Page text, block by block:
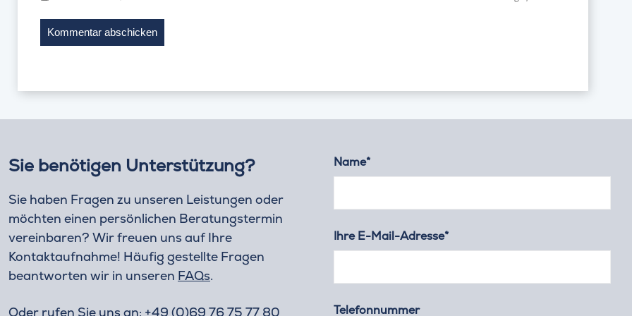
Sie benötigen Unterstützung?
Sie haben Fragen zu unseren Leistungen oder
möchten einen persönlichen Beratungstermin
vereinbaren? Wir freuen uns auf Ihre
Kontaktaufnahme! Häufig gestellte Fragen
beantworten wir in unseren FAQs.
Oder rufen Sie uns an: +49 (0)69 76 75 77 80
Name*
Ihre E-Mail-Adresse*
Telefonnummer